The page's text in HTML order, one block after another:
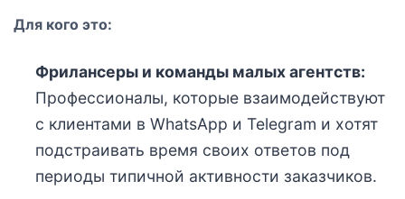
Для кого это:
Фрилансеры и команды малых агентств:
Профессионалы, которые взаимодействуют
с клиентами в WhatsApp и Telegram и хотят
подстраивать время своих ответов под
периоды типичной активности заказчиков.